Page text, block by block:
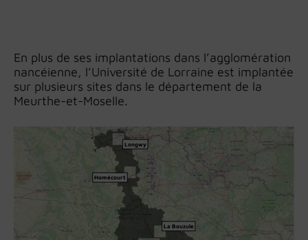
En plus de ses implantations dans l’agglomération
nancéienne, l’Université de Lorraine est implantée
sur plusieurs sites dans le département de la
Meurthe-et-Moselle.
Homécourt
Longwy
La Bouzule